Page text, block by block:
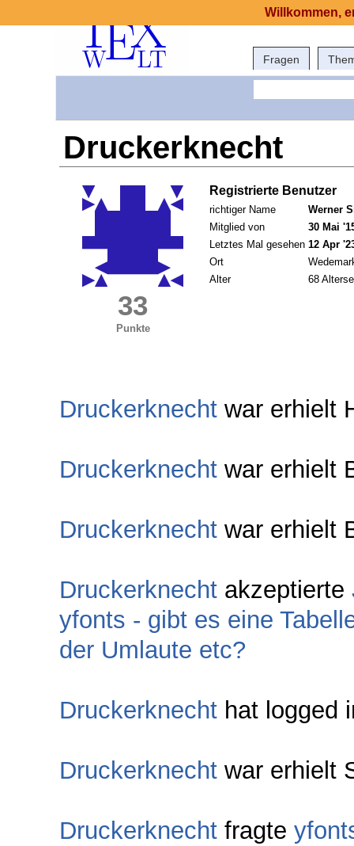
Fragen
Druckerknecht
33
Punkte
Registrierte Benutzer
richtiger Name
Werner
Mitglied von
30 Mai
Letztes Mal gesehen 12 Apr
Ort
Alter
68
Druckerknecht war erhielt
Druckerknecht war erhielt
Druckerknecht war erhielt
Druckerknecht akzeptierte
yfonts - gibt es eine
der Umlaute etc?
Druckerknecht hat logged
Druckerknecht war erhielt
Druckerknecht fragte
Willkommen,